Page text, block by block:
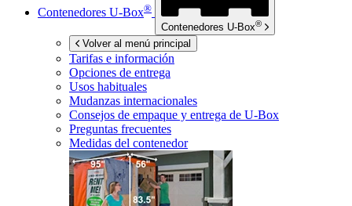
Contenedores U-Box®
Contenedores U-Box®
Volver al menú principal
Tarifas e información
Opciones de entrega
Usos habituales
Mudanzas internacionales
Consejos de empaque y entrega de U-Box
Preguntas frecuentes
Medidas del contenedor